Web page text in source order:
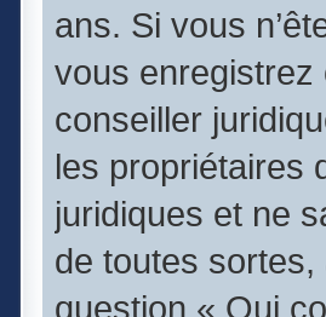
ans. Si vous
vous enregistrez
conseiller
les propriétaires
juridiques et ne
de toutes sortes,
question « Qui